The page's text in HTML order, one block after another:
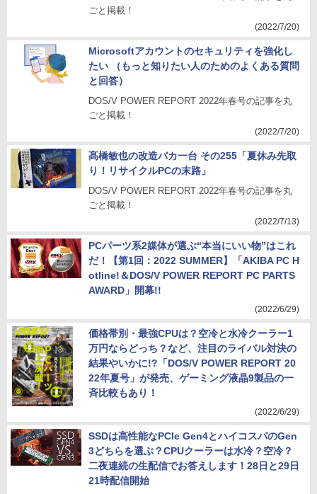
ごと掲載！
(2022/7/20)
Microsoftアカウントのセキュリティを強化し
たい （もっと知りたい人のためのよくある質問
と回答）
DOS/V POWER REPORT 2022年春号の記事を丸
ごと掲載！
(2022/7/20)
髙橋敏也の改造バカ一台 その255「夏休み先取
り！リサイクルPCの末路」
DOS/V POWER REPORT 2022年春号の記事を丸
ごと掲載！
(2022/7/13)
PCパーツ系2媒体が選ぶ“本当にいい物”はこれ
だ！【第1回：2022 SUMMER】「AKIBA PC H
otline!＆DOS/V POWER REPORT PC PARTS
AWARD」開幕!!
(2022/6/29)
価格帯別・最強CPUは？空冷と水冷クーラー1
万円ならどっち？など、注目のライバル対決の
結果やいかに!?「DOS/V POWER REPORT 20
22年夏号」が発売、ゲーミング液晶9製品の一
斉比較もあり！
(2022/6/29)
SSDは高性能なPCIe Gen4とハイコスパのGen
3どちらを選ぶ？CPUクーラーは水冷？空冷？
二夜連続の生配信でお答えします！28日と29日
21時配信開始